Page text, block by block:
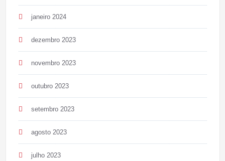
janeiro 2024
dezembro 2023
novembro 2023
outubro 2023
setembro 2023
agosto 2023
julho 2023